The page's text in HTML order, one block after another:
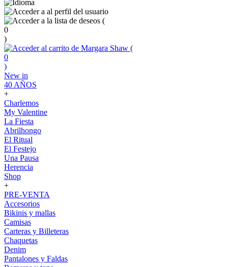
(
0
)
(
0
)
New in
40 AÑOS
+
Charlemos
My Valentine
La Fiesta
Abrilhongo
El Ritual
El Festejo
Una Pausa
Herencia
Shop
+
PRE-VENTA
Accesorios
Bikinis y mallas
Camisas
Carteras y Billeteras
Chaquetas
Denim
Pantalones y Faldas